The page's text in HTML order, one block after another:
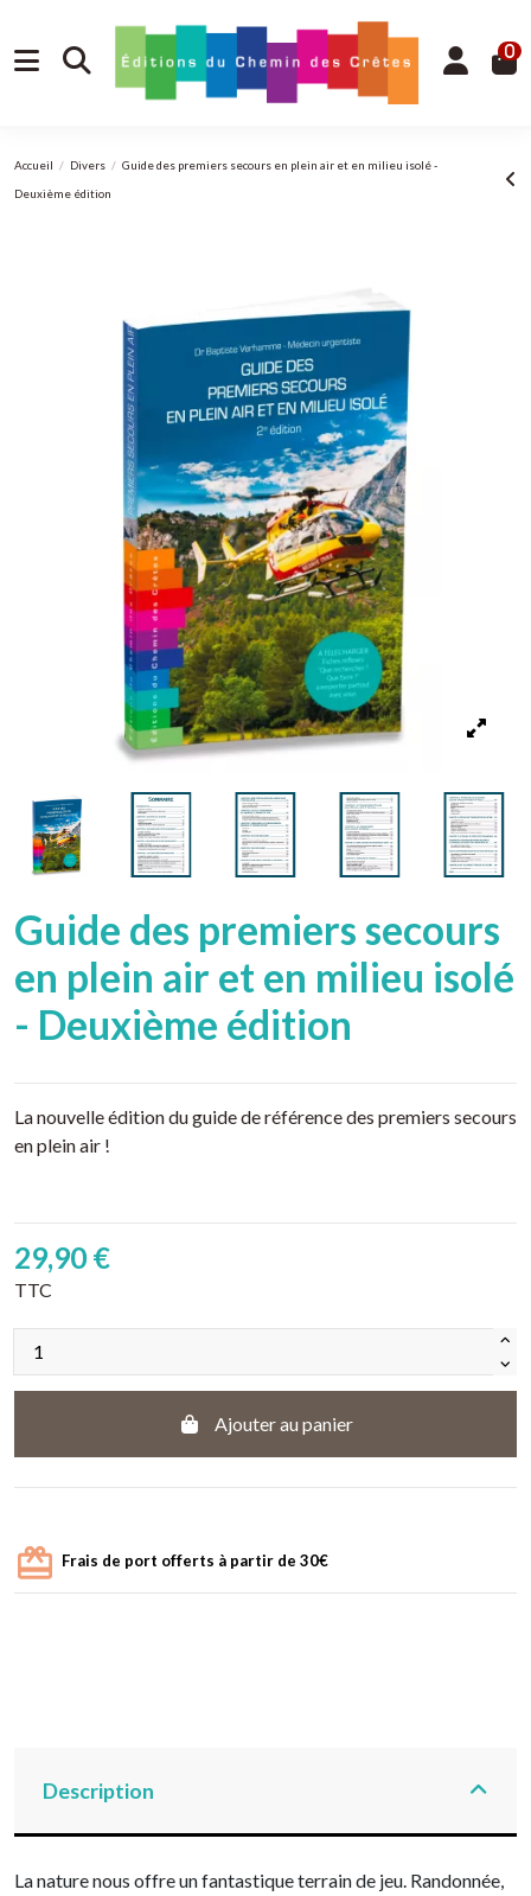
0
Accueil Divers
Guide des premiers secours en plein air et en milieu isolé -
Deuxième édition
Guide des premiers secours
en plein air et en milieu isolé
- Deuxième édition
La nouvelle édition du guide de référence des premiers secours
en plein air !
29,90 €
TTC
Ajouter au panier
Frais de port offerts à partir de 30€
Description
La nature nous offre un fantastique terrain de jeu. Randonnée,